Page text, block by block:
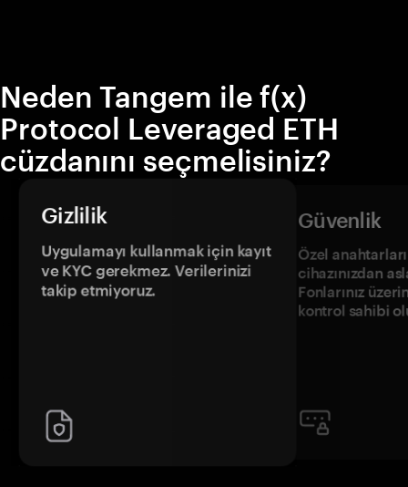
Neden Tangem ile f(x)
Protocol Leveraged ETH
cüzdanını seçmelisiniz?
Gizlilik
Uygulamayı kullanmak için kayıt
ve KYC gerekmez. Verilerinizi
takip etmiyoruz.
Güvenlik
Özel
cihazınızdan
Fonlarınız
kontrol sahibi